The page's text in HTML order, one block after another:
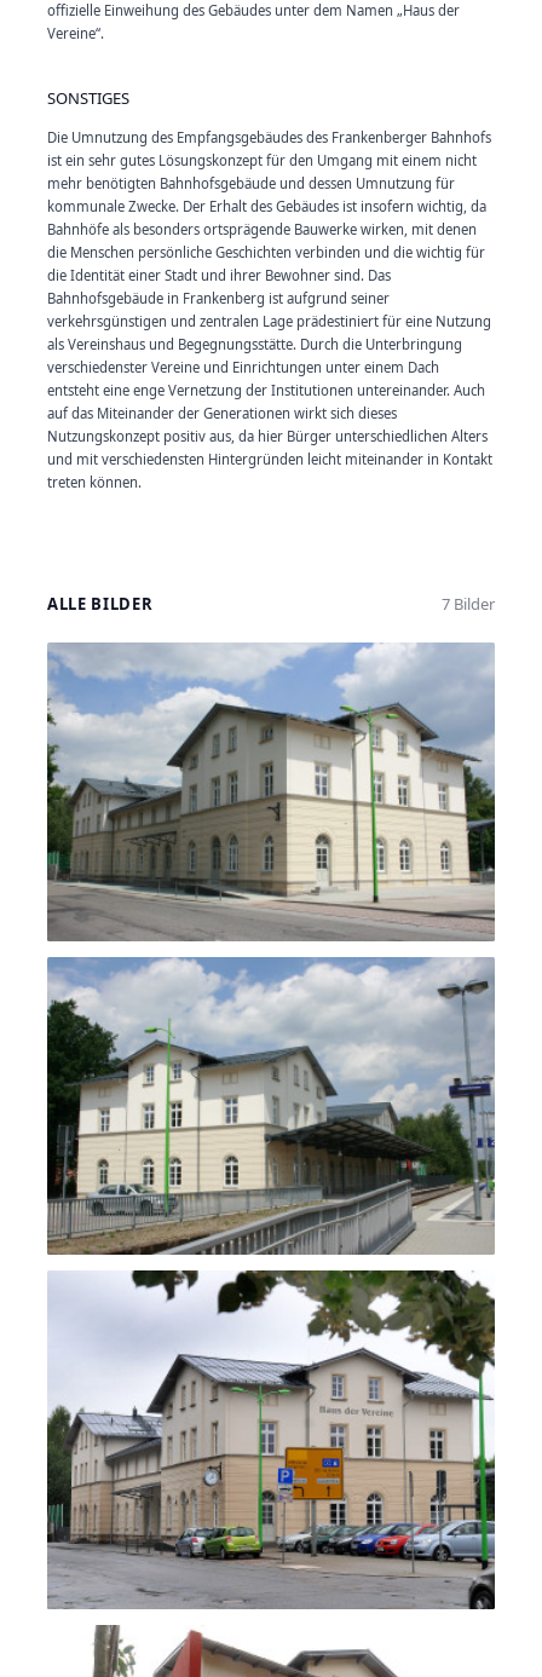
offizielle Einweihung des Gebäudes unter dem Namen „Haus der
Vereine“.
SONSTIGES
Die Umnutzung des Empfangsgebäudes des Frankenberger Bahnhofs
ist ein sehr gutes Lösungskonzept für den Umgang mit einem nicht
mehr benötigten Bahnhofsgebäude und dessen Umnutzung für
kommunale Zwecke. Der Erhalt des Gebäudes ist insofern wichtig, da
Bahnhöfe als besonders ortsprägende Bauwerke wirken, mit denen
die Menschen persönliche Geschichten verbinden und die wichtig für
die Identität einer Stadt und ihrer Bewohner sind. Das
Bahnhofsgebäude in Frankenberg ist aufgrund seiner
verkehrsgünstigen und zentralen Lage prädestiniert für eine Nutzung
als Vereinshaus und Begegnungsstätte. Durch die Unterbringung
verschiedenster Vereine und Einrichtungen unter einem Dach
entsteht eine enge Vernetzung der Institutionen untereinander. Auch
auf das Miteinander der Generationen wirkt sich dieses
Nutzungskonzept positiv aus, da hier Bürger unterschiedlichen Alters
und mit verschiedensten Hintergründen leicht miteinander in Kontakt
treten können.
ALLE BILDER 7 Bilder